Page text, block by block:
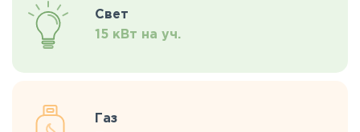
Свет
15 кВт на уч.
Газ